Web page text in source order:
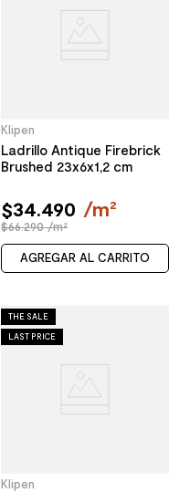
Klipen
Ladrillo Antique Firebrick
Brushed 23x6x1,2 cm
$34.490 /m²
$66.290 /m²
AGREGAR AL CARRITO
THE SALE
LAST PRICE
Klipen